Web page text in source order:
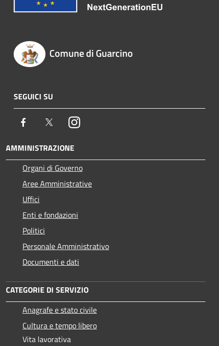
Comune di Guarcino
SEGUICI SU
Facebook TwitterInstagram
AMMINISTRAZIONE
Organi di Governo
Aree Amministrative
Uffici
Enti e fondazioni
Politici
Personale Amministrativo
Documenti e dati
CATEGORIE DI SERVIZIO
Anagrafe e stato civile
Cultura e tempo libero
Vita lavorativa